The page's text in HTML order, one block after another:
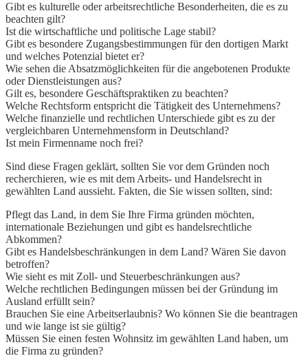
Gibt es kulturelle oder arbeitsrechtliche Besonderheiten, die es zu
beachten gilt?
Ist die wirtschaftliche und politische Lage stabil?
Gibt es besondere Zugangsbestimmungen für den dortigen Markt
und welches Potenzial bietet er?
Wie sehen die Absatzmöglichkeiten für die angebotenen Produkte
oder Dienstleistungen aus?
Gilt es, besondere Geschäftspraktiken zu beachten?
Welche Rechtsform entspricht die Tätigkeit des Unternehmens?
Welche finanzielle und rechtlichen Unterschiede gibt es zu der
vergleichbaren Unternehmensform in Deutschland?
Ist mein Firmenname noch frei?
Sind diese Fragen geklärt, sollten Sie vor dem Gründen noch
recherchieren, wie es mit dem Arbeits- und Handelsrecht in
gewählten Land aussieht. Fakten, die Sie wissen sollten, sind:
Pflegt das Land, in dem Sie Ihre Firma gründen möchten,
internationale Beziehungen und gibt es handelsrechtliche
Abkommen?
Gibt es Handelsbeschränkungen in dem Land? Wären Sie davon
betroffen?
Wie sieht es mit Zoll- und Steuerbeschränkungen aus?
Welche rechtlichen Bedingungen müssen bei der Gründung im
Ausland erfüllt sein?
Brauchen Sie eine Arbeitserlaubnis? Wo können Sie die beantragen
und wie lange ist sie gültig?
Müssen Sie einen festen Wohnsitz im gewählten Land haben, um
die Firma zu gründen?